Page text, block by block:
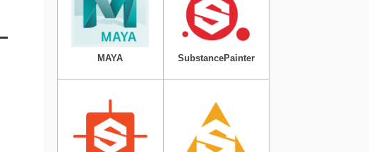
MAYA SubstancePainter